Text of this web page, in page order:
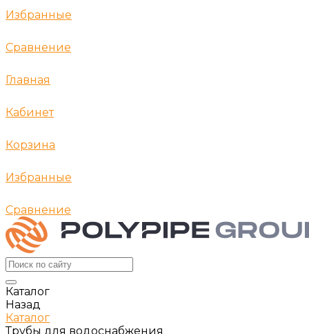
Избранные
Сравнение
Главная
Кабинет
Корзина
Избранные
Сравнение
Каталог
Назад
Каталог
Трубы для водоснабжения